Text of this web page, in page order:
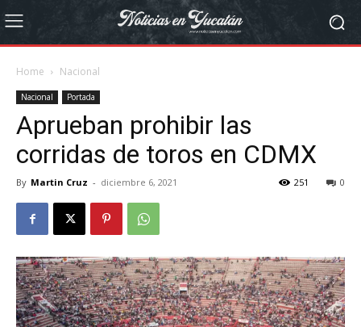
Home Nacional
Nacional Portada
Aprueban prohibir las
corridas de toros en CDMX
By Martin Cruz - diciembre 6, 2021 0
251